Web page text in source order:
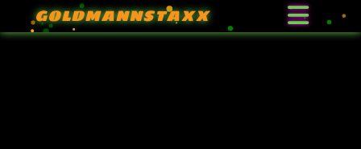
GOLDMANNSTAXX